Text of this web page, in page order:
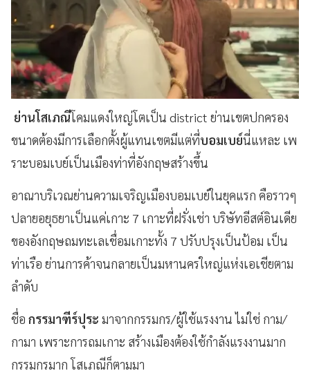
ย่านโสเภณีโคมแดงใหญ่โตเป็น district ย่านเขตปกครอง
ขนาดต้องมีการเลือกตั้งผู้แทนเขตมีแต่ที่บอมเบย์นี่แหละ เพ
ราะบอมเบย์เป็นเมืองท่าที่อังกฤษสร้างขึ้น
อาณาบริเวณย่านความเจริญเมืองบอมเบย์ในยุคแรก คือราวๆ
ปลายอยุธยาเป็นแค่เกาะ 7 เกาะที่ฝรั่งเช่า บริษัทอีสต์อินเดีย
ของอังกฤษถมทะเลเชื่อมเกาะทั้ง 7 ปรับปรุงเป็นป้อม เป็น
ท่าเรือ ย่านการค้าจนกลายเป็นมหานครใหญ่แห่งเอเชียตาม
ลำดับ
ชื่อ กรรมาฑีร์ปุระ มาจากกรรมกร/ผู้ใช้แรงงาน ไม่ใช่ กาม/
กามา เพราะการถมเกาะ สร้างเมืองต้องใช้กำลังแรงงานมาก
กรรมกรมาก โสเภณีก็ตามมา